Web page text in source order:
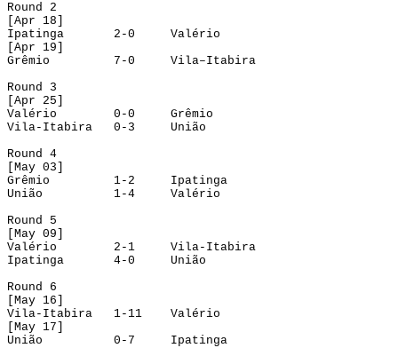
Round 2
Apr 18]
Ipatinga
2-0
Valério
Apr 19]
Grêmio
7-0
Vila–Itabira
Round 3
Apr 25]
Valério
0-0
Grêmio
Vila-Itabira
0-3
União
Round 4
May 03]
Grêmio
1-2
Ipatinga
União
1-4
Valério
Round 5
May 09]
Valério
2-1
Vila-Itabira
Ipatinga
4-0
União
Round 6
May 16]
Vila-Itabira
1-11
Valério
May 17]
União
0-7
Ipatinga